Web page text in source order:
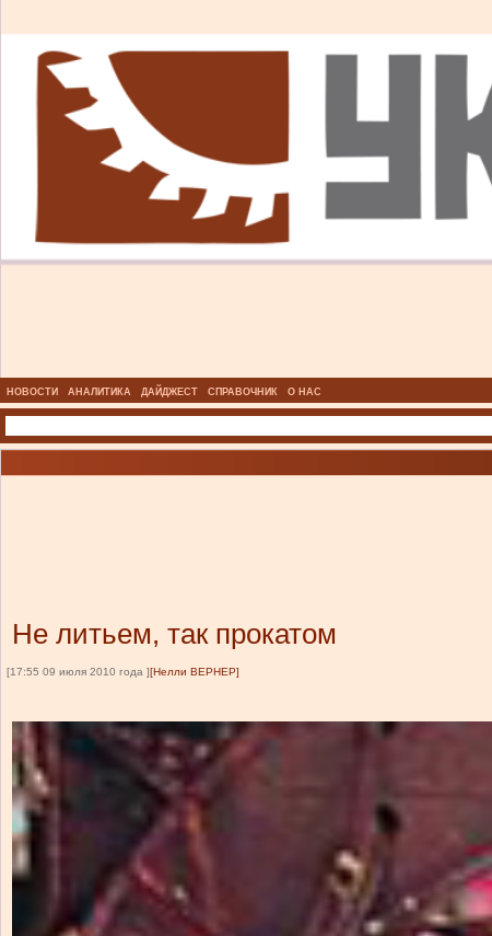
НОВОСТИ АНАЛИТИКА ДАЙДЖЕСТ СПРАВОЧНИК О НАС
Не литьем, так прокатом
[17:55 09 июля 2010 года ][Нелли ВЕРНЕР]